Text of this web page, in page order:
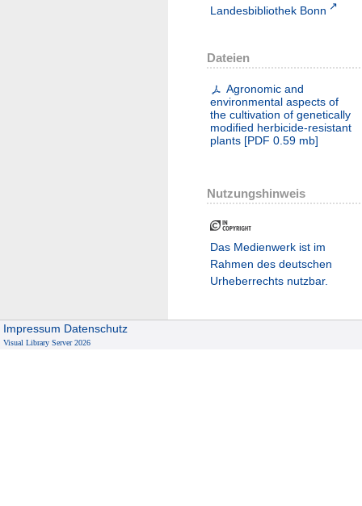
Landesbibliothek Bonn
Dateien
Agronomic and
environmental aspects of
the cultivation of genetically
modified herbicide-resistant
plants [PDF 0.59 mb]
Nutzungshinweis
Das Medienwerk ist im
Rahmen des deutschen
Urheberrechts nutzbar.
Impressum Datenschutz
Visual Library Server 2026